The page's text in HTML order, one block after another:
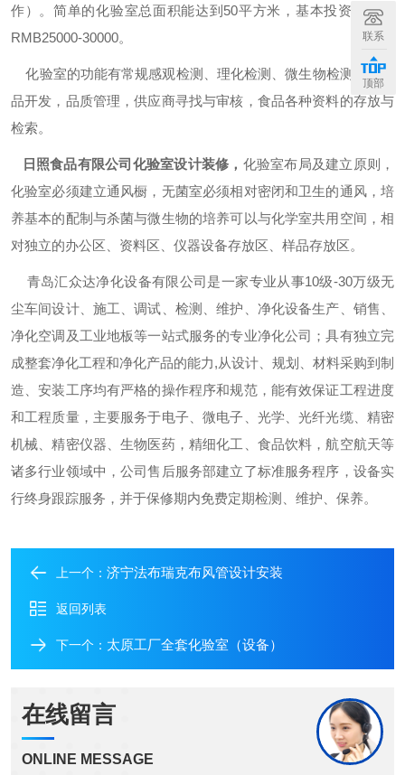
作）。简单的化验室总面积能达到 50平方米，基本投资大约在
RMB25000-30000。
化验室的功能有常规感观检测、理化检测、微生物检测，新产
品开发，品质管理，供应商寻找与审核，食品各种资料的存放与
检索。
日照食品有限公司化验室设计装修 ， 化验室布局及建立原则，
化验室必须建立通风橱，无菌室必须相对密闭和卫生的通风，培
养基本的配制与杀菌与微生物的培养可以与化学室共用空间，相
对独立的办公区、资料区、仪器设备存放区、样品存放区。
青岛汇众达净化设备有限公司是一家专业从事10级-30万级无
尘车间设计、施工、调试、检测、维护、净化设备生产、销售、
净化空调及工业地板等一站式服务的专业净化公司；具有独立完
成整套净化工程和净化产品的能力,从设计、规划、材料采购到制
造、安装工序均有严格的操作程序和规范，能有效保证工程进度
和工程质量，主要服务于电子、微电子、光学、光纤光缆、精密
机械、精密仪器、生物医药，精细化工、食品饮料，航空航天等
诸多行业领域中，公司售后服务部建立了标准服务程序，设备实
行终身跟踪服务，并于保修期内免费定期检测、维护、保养。
上一个： 济宁法布瑞克布风管设计安装
返回列表
下一个： 太原工厂全套化验室（设备）
在线留言
ONLINE MESSAGE
联系
顶部